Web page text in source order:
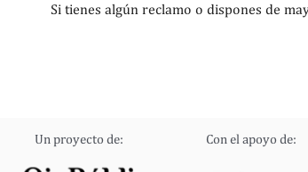
Si tienes algún reclamo o dispones de
Un proyecto de: Con el apoyo de: